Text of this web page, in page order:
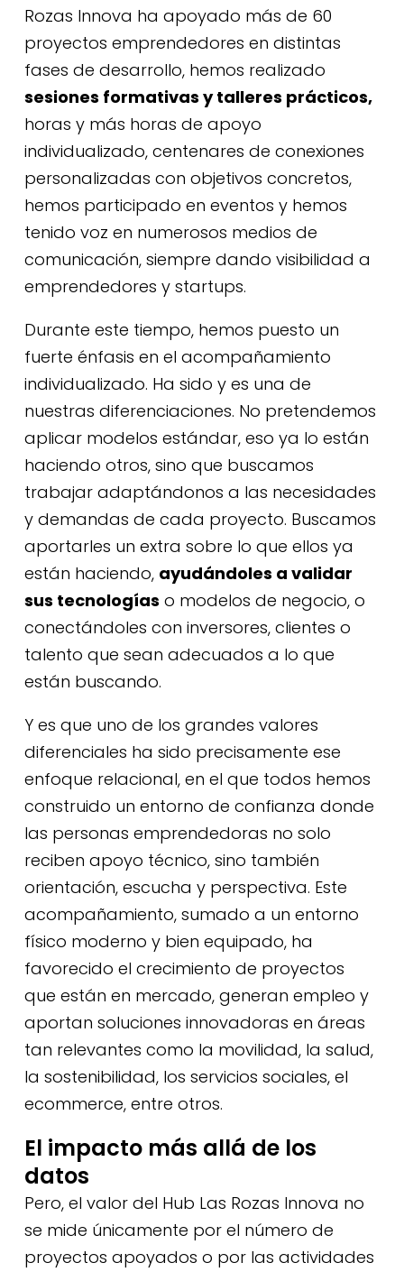
Rozas Innova ha apoyado más de 60
proyectos emprendedores en distintas
fases de desarrollo, hemos realizado
sesiones formativas y talleres prácticos,
horas y más horas de apoyo
individualizado, centenares de conexiones
personalizadas con objetivos concretos,
hemos participado en eventos y hemos
tenido voz en numerosos medios de
comunicación, siempre dando visibilidad a
emprendedores y startups.
Durante este tiempo, hemos puesto un
fuerte énfasis en el acompañamiento
individualizado. Ha sido y es una de
nuestras diferenciaciones. No pretendemos
aplicar modelos estándar, eso ya lo están
haciendo otros, sino que buscamos
trabajar adaptándonos a las necesidades
y demandas de cada proyecto. Buscamos
aportarles un extra sobre lo que ellos ya
están haciendo, ayudándoles a validar
sus tecnologías o modelos de negocio, o
conectándoles con inversores, clientes o
talento que sean adecuados a lo que
están buscando.
Y es que uno de los grandes valores
diferenciales ha sido precisamente ese
enfoque relacional, en el que todos hemos
construido un entorno de confianza donde
las personas emprendedoras no solo
reciben apoyo técnico, sino también
orientación, escucha y perspectiva. Este
acompañamiento, sumado a un entorno
físico moderno y bien equipado, ha
favorecido el crecimiento de proyectos
que están en mercado, generan empleo y
aportan soluciones innovadoras en áreas
tan relevantes como la movilidad, la salud,
la sostenibilidad, los servicios sociales, el
ecommerce, entre otros.
El impacto más allá de los
datos
Pero, el valor del Hub Las Rozas Innova no
se mide únicamente por el número de
proyectos apoyados o por las actividades